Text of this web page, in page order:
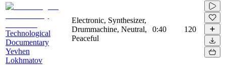
Technological
Documentary
Yevhen
Lokhmatov
Electronic, Synthesizer,
Drummachine, Neutral,
Peaceful
0:40 120